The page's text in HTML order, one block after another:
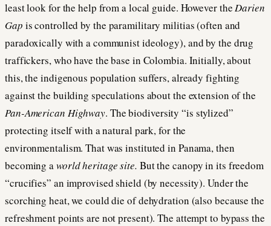
least look for the help from a local guide. However theDarien
Gap is controlled by the paramilitary militias (often and
paradoxically with a communist ideology), and by the drug
traffickers, who have the base in Colombia. Initially, about
this, the indigenous population suffers, already fighting
against the building speculations about the extension of the
Pan-American Highway. The biodiversity “is stylized”
protecting itself with a natural park, for the
environmentalism. That was instituted in Panama, then
becoming aworld heritage site. But the canopy in its freedom
“crucifies” an improvised shield (by necessity). Under the
scorching heat, we could die of dehydration (also because the
refreshment points are not present). The attempt to bypass the